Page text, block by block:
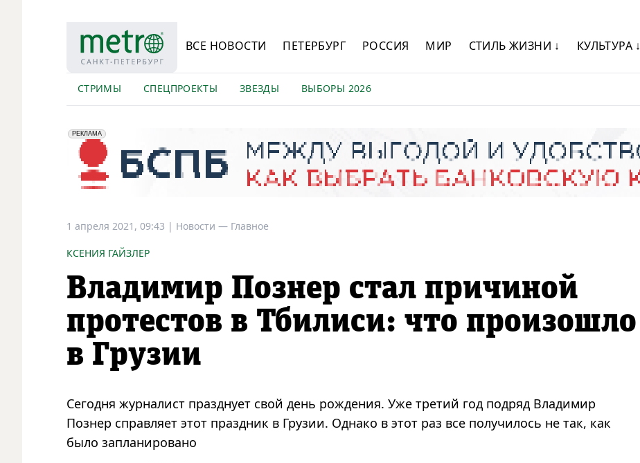
ВСЕ НОВОСТИ ПЕТЕРБУРГ РОССИЯ МИР СТИЛЬ ЖИЗНИ ↓ КУЛЬТУРА ↓
СТРИМЫ СПЕЦПРОЕКТЫ ЗВЕЗДЫ ВЫБОРЫ 2026
erid: 2VfnxyFybV5
РЕКЛАМА
ПАО "Банк "Санкт-Петербург", ИНН: 7831000027
1 апреля 2021, 09:43 | Новости — Главное
КСЕНИЯ ГАЙЗЛЕР
Владимир Познер стал причиной
протестов в Тбилиси: что произошло
в Грузии
Сегодня журналист празднует свой день рождения. Уже третий год подряд Владимир
Познер справляет этот праздник в Грузии. Однако в этот раз все получилось не так, как
было запланировано